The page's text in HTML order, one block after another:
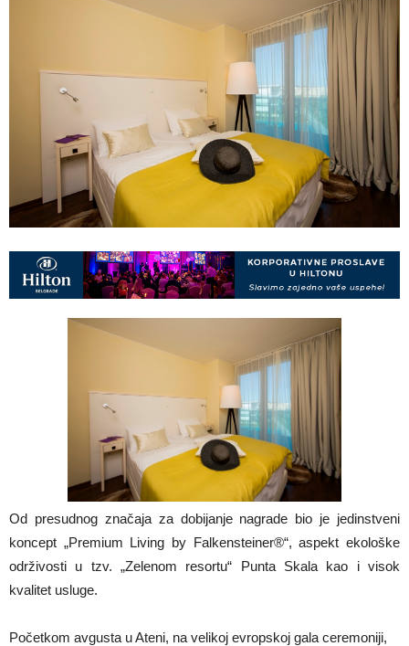
Od presudnog značaja za dobijanje nagrade bio je jedinstveni
koncept „Premium Living by Falkensteiner®“, aspekt ekološke
održivosti u tzv. „Zelenom resortu“ Punta Skala kao i visok
kvalitet usluge.
Početkom avgusta u Ateni, na velikoj evropskoj gala ceremoniji,